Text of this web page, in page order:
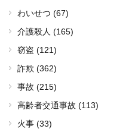
わいせつ (67)
介護殺人 (165)
窃盗 (121)
詐欺 (362)
事故 (215)
高齢者交通事故 (113)
火事 (33)